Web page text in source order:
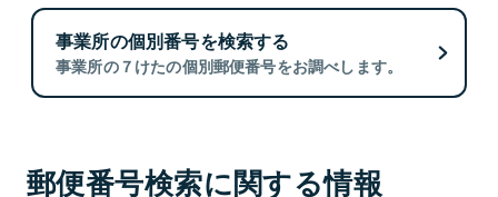
事業所の個別番号を検索する
事業所の７けたの個別郵便番号をお調べします。
郵便番号検索に関する情報